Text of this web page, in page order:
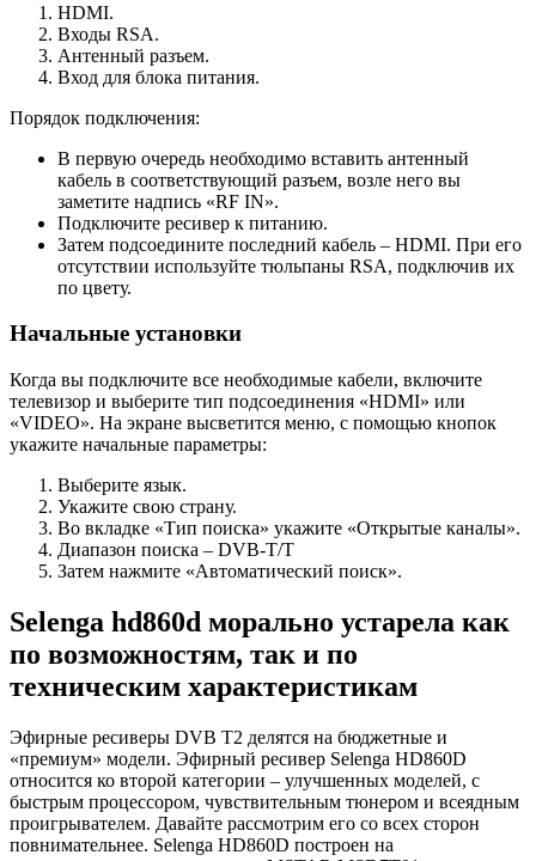
HDMI.
Входы RSA.
Антенный разъем.
Вход для блока питания.
Порядок подключения:
В первую очередь необходимо вставить антенный
кабель в соответствующий разъем, возле него вы
заметите надпись «RF IN».
Подключите ресивер к питанию.
Затем подсоедините последний кабель – HDMI. При его
отсутствии используйте тюльпаны RSA, подключив их
по цвету.
Начальные установки
Когда вы подключите все необходимые кабели, включите
телевизор и выберите тип подсоединения «HDMI» или
«VIDEO». На экране высветится меню, с помощью кнопок
укажите начальные параметры:
Выберите язык.
Укажите свою страну.
Во вкладке «Тип поиска» укажите «Открытые каналы».
Диапазон поиска – DVB-T/T
Затем нажмите «Автоматический поиск».
Selenga hd860d морально устарела как
по возможностям, так и по
техническим характеристикам
Эфирные ресиверы DVB T2 делятся на бюджетные и
«премиум» модели. Эфирный ресивер Selenga HD860D
относится ко второй категории – улучшенных моделей, с
быстрым процессором, чувствительным тюнером и всеядным
проигрывателем. Давайте рассмотрим его со всех сторон
повнимательнее. Selenga HD860D построен на